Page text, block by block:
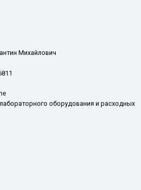
Михайлович
оборудования и расходных